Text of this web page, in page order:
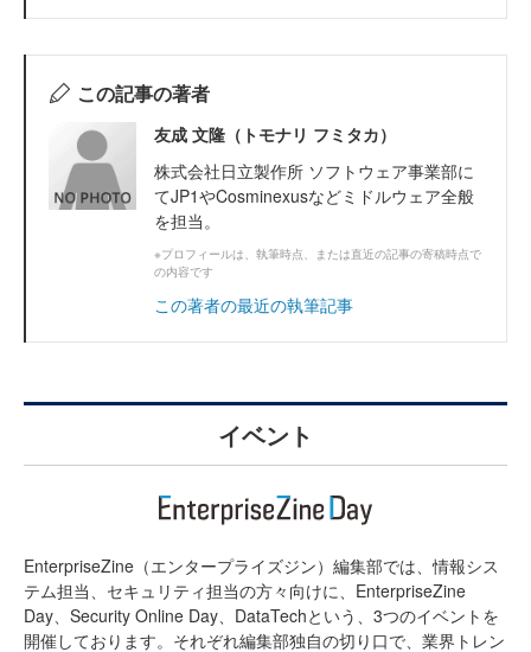
この記事の著者
友成 文隆（トモナリ フミタカ）
株式会社日立製作所 ソフトウェア事業部に
てJP1やCosminexusなどミドルウェア全般
を担当。
※プロフィールは、執筆時点、または直近の記事の寄稿時点で
の内容です
この著者の最近の執筆記事
イベント
EnterpriseZine（エンタープライズジン）編集部では、情報シス
テム担当、セキュリティ担当の方々向けに、EnterpriseZine
Day、Security Online Day、DataTechという、3つのイベントを
開催しております。それぞれ編集部独自の切り口で、業界トレン